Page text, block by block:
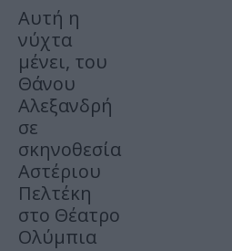
Αυτή η
νύχτα
μένει, του
Θάνου
Αλεξανδρή
σε
σκηνοθεσία
Αστέριου
Πελτέκη
στο Θέατρο
Ολύμπια